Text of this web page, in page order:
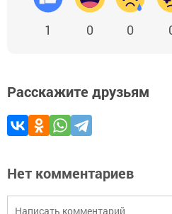
1 0 0
Расскажите друзьям
Нет комментариев